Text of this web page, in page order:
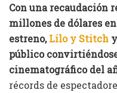
Con una recaudación
millones de dólares
estreno,Lilo y Stitch
público
cinematográfico del
récords de